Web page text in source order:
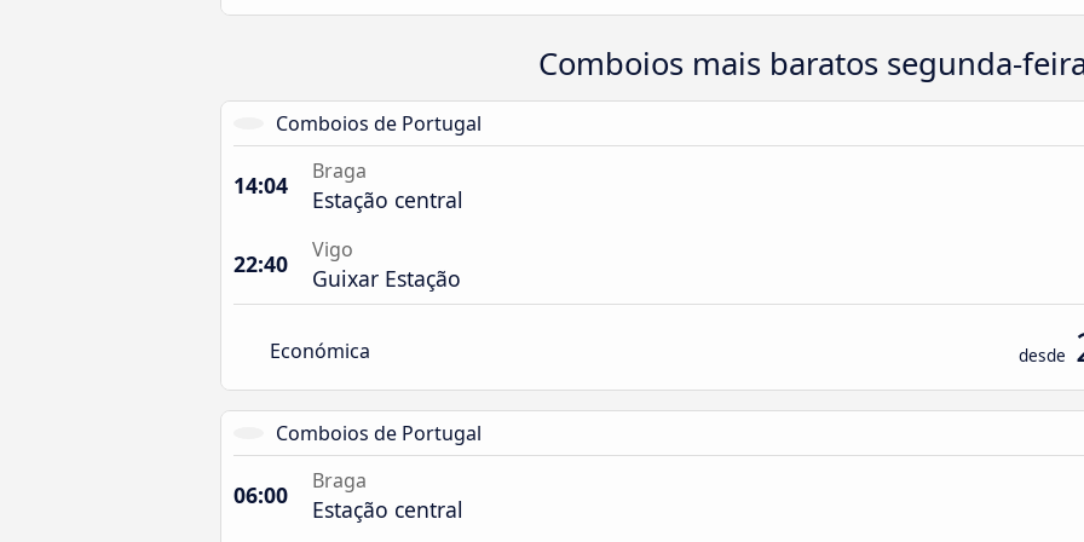
Comboios mais baratos segunda-
Comboios de Portugal
14:04 Braga
Estação central
22:40 Vigo
Guixar Estação
Económica desde
Comboios de Portugal
06:00 Braga
Estação central